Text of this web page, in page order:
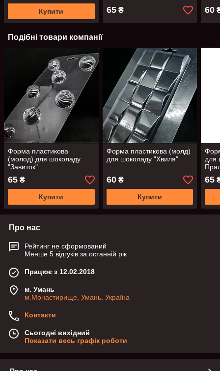
Купити 65₴ 60
Подібні товари компанії
Форма пластикова
(молод) для шоколаду
"Завиток"
65 ₴
Купити
Форма пластикова (молд)
для шоколаду "Хвиля"
60₴
Купити
для
65
Про нас
Рейтинг не сформований
Менше 5 відгуків за останній рік
Працює з 12.02.2018
м. Умань
м.Монастирище, Умань, Україна
Контакти
Сьогодні вихідний
Показати весь графік роботи